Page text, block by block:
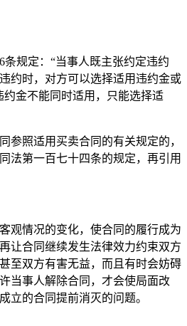
条规定：“当事人既主张约定违约
约时，对方可以选择适用违约金或
约金不能同时适用，只能选择适
参照适用买卖合同的有关规定的，
法第一百七十四条的规定，再引用
观情况的变化，使合同的履行成为
让合同继续发生法律效力约束双方
至双方有害无益，而且有时会妨碍
当事人解除合同，才会使局面改
立的合同提前消灭的问题。